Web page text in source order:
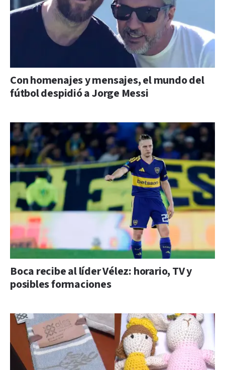
Con homenajes y mensajes, el mundo del
fútbol despidió a Jorge Messi
Boca recibe al líder Vélez: horario, TV y
posibles formaciones